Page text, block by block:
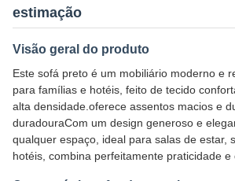
estimação
Visão geral do produto
Este sofá preto é um mobiliário moderno e
para famílias e hotéis, feito de tecido
alta densidade.oferece assentos macios e
duradouraCom um design generoso e
qualquer espaço, ideal para salas de estar,
hotéis, combina perfeitamente praticidade e